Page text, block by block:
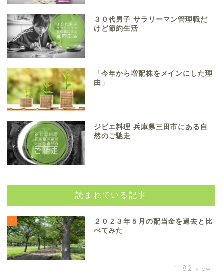
３０代男子 サラリーマン管理職だ
けど節約生活
「今年から増配株をメインにした理
由」
ジビエ料理 兵庫県三田市にある自
然のご馳走
読まれている記事
1
２０２３年５月の配当金を過去と比
べてみた
1182 view